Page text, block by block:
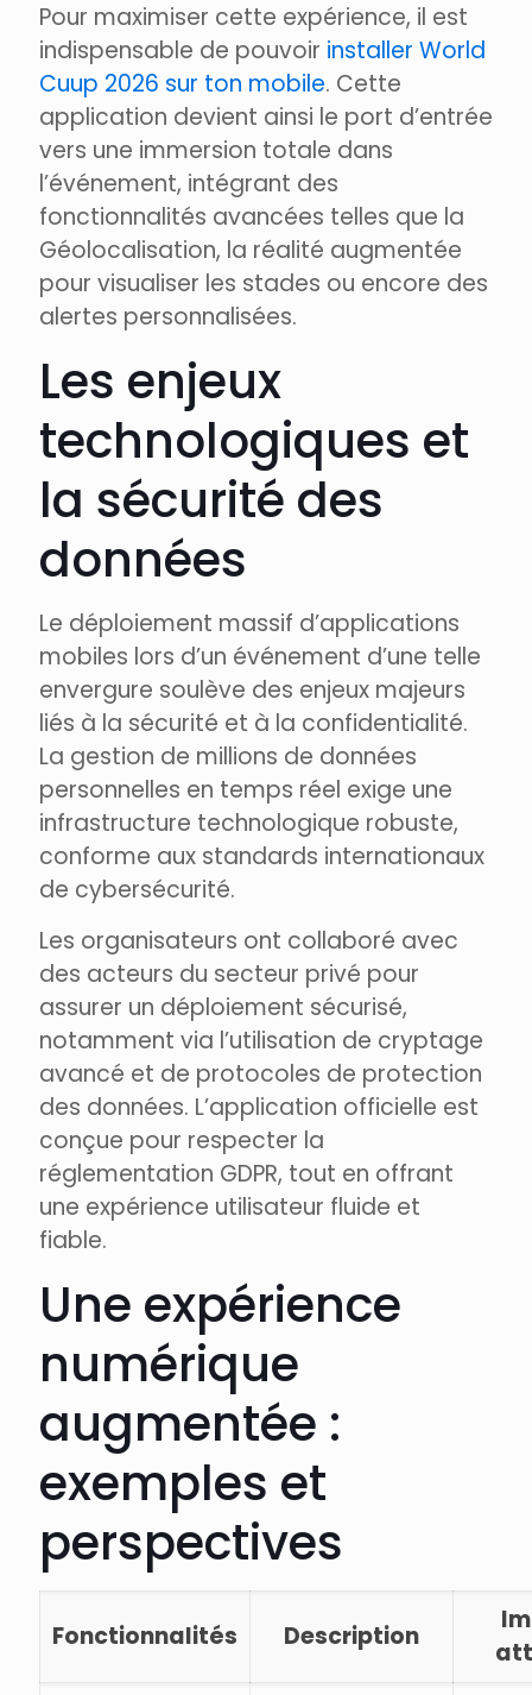
Pour maximiser cette expérience, il est
indispensable de pouvoir installer World
Cuup 2026 sur ton mobile. Cette
application devient ainsi le port d’entrée
vers une immersion totale dans
l’événement, intégrant des
fonctionnalités avancées telles que la
Géolocalisation, la réalité augmentée
pour visualiser les stades ou encore des
alertes personnalisées.
Les enjeux
technologiques et
la sécurité des
données
Le déploiement massif d’applications
mobiles lors d’un événement d’une telle
envergure soulève des enjeux majeurs
liés à la sécurité et à la confidentialité.
La gestion de millions de données
personnelles en temps réel exige une
infrastructure technologique robuste,
conforme aux standards internationaux
de cybersécurité.
Les organisateurs ont collaboré avec
des acteurs du secteur privé pour
assurer un déploiement sécurisé,
notamment via l’utilisation de cryptage
avancé et de protocoles de protection
des données. L’application officielle est
conçue pour respecter la
réglementation GDPR, tout en offrant
une expérience utilisateur fluide et
fiable.
Une expérience
numérique
augmentée :
exemples et
perspectives
Fonctionnalités Description